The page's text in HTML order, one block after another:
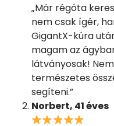
„Már régóta
nem csak ígér,
GigantX-kúra
magam az
látványosak!
természetes
segíteni.”
Norbert, 41 éves